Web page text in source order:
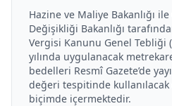
Hazine ve Maliye Bakanlığı
Değişikliği Bakanlığı
Vergisi Kanunu Genel Tebliği
yılında uygulanacak
bedelleri Resmî Gazete’de
değeri tespitinde kullanılacak
biçimde içermektedir.